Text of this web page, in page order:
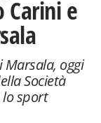
Carini e
oggi
Società
sport